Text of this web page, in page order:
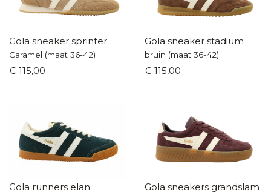
Gola sneaker sprinter
Caramel (maat 36-42)
€ 115,00
Gola sneaker stadium
bruin (maat 36-42)
€ 115,00
Gola runners elan Gola sneakers grandslam